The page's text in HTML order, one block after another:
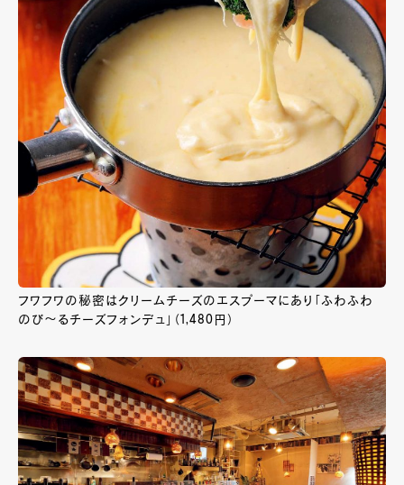
フワフワの秘密はクリームチーズのエスプーマにあり「ふわふわ
のび～るチーズフォンデュ」（1,480円）